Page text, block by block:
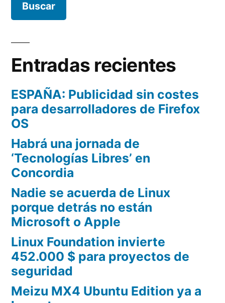
Entradas recientes
ESPAÑA: Publicidad sin costes
para desarrolladores de Firefox
OS
Habrá una jornada de
‘Tecnologías Libres’ en
Concordia
Nadie se acuerda de Linux
porque detrás no están
Microsoft o Apple
Linux Foundation invierte
452.000 $ para proyectos de
seguridad
Meizu MX4 Ubuntu Edition ya a